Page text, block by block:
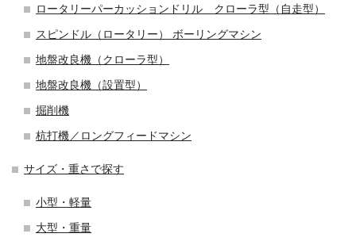
ロータリーパーカッションドリル クローラ型（自走型）
スピンドル（ロータリー） ボーリングマシン
地盤改良機（クローラ型）
地盤改良機（設置型）
掘削機
杭打機／ロングフィードマシン
サイズ・重さで探す
小型・軽量
大型・重量